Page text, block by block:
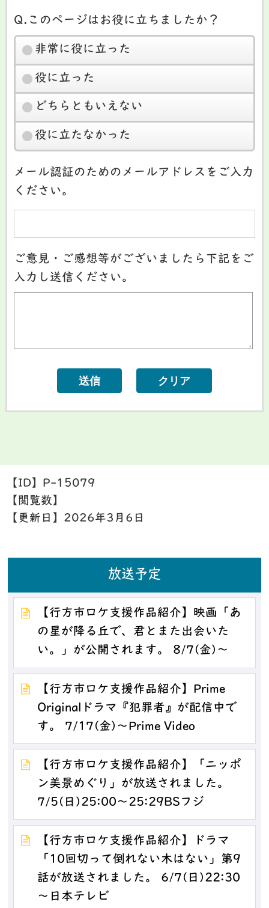
Q.このページはお役に立ちましたか？
非常に役に立った
役に立った
どちらともいえない
役に立たなかった
メール認証のためのメールアドレスをご入力
ください。
ご意見・ご感想等がございましたら下記をご
入力し送信ください。
【ID】 P-15079
【閲覧数】
【更新日】 2026年3月6日
放送予定
【行方市ロケ支援作品紹介】映画「あ
の星が降る丘で、君とまた出会いた
い。」が公開されます。 8/7(金)～
【行方市ロケ支援作品紹介】Prime
Originalドラマ『犯罪者』が配信中で
す。 7/17(金)～Prime Video
【行方市ロケ支援作品紹介】「ニッポ
ン美景めぐり」が放送されました。
7/5(日)25:00～25:29BSフジ
【行方市ロケ支援作品紹介】ドラマ
「10回切って倒れない木はない」第9
話が放送されました。 6/7(日)22:30
～日本テレビ